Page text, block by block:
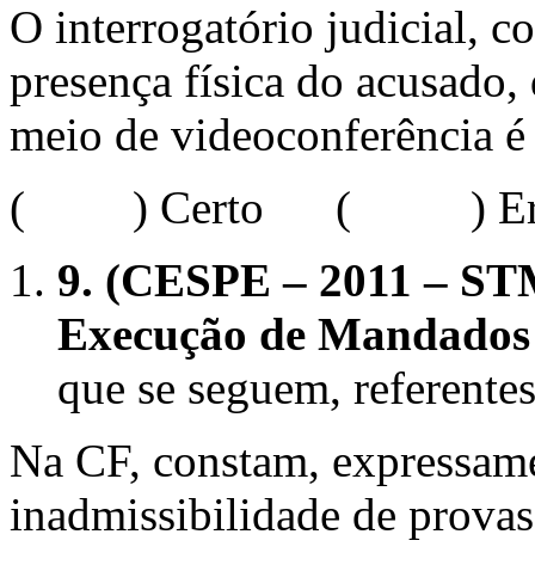
O interrogatório judicial,
presença física do
meio de videoconferência
( ) Certo ( )
9. (CESPE – 2011 –
Execução de
que se seguem,
Na CF, constam,
inadmissibilidade de